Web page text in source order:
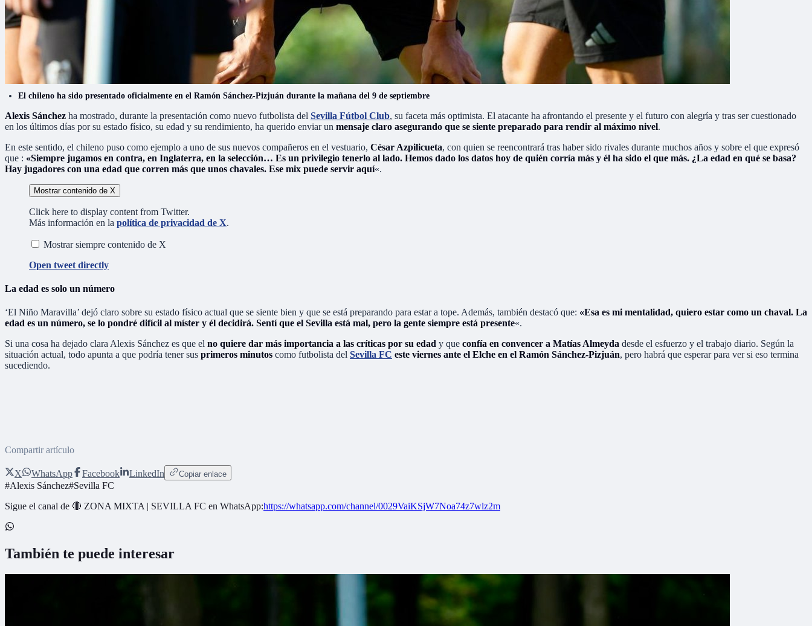
El chileno ha sido presentado oficialmente en el Ramón Sánchez-Pizjuán durante la mañana del 9 de septiembre
Alexis Sánchez ha mostrado, durante la presentación como nuevo futbolista del Sevilla Fútbol Club, su faceta más optimista. El atacante ha afrontando el presente y el futuro con alegría y tras ser cuestionado
en los últimos días por su estado físico, su edad y su rendimiento, ha querido enviar un mensaje claro asegurando que se siente preparado para rendir al máximo nivel.
En este sentido, el chileno puso como ejemplo a uno de sus nuevos compañeros en el vestuario, César Azpilicueta, con quien se reencontrará tras haber sido rivales durante muchos años y sobre el que expresó
que : «Siempre jugamos en contra, en Inglaterra, en la selección… Es un privilegio tenerlo al lado. Hemos dado los datos hoy de quién corría más y él ha sido el que más. ¿La edad en qué se basa?
Hay jugadores con una edad que corren más que unos chavales. Ese mix puede servir aquí«.
Mostrar contenido de X
Click here to display content from Twitter.
Más información en la política de privacidad de X.
Mostrar siempre contenido de X
Open tweet directly
La edad es solo un número
‘El Niño Maravilla’ dejó claro sobre su estado físico actual que se siente bien y que se está preparando para estar a tope. Además, también destacó que: «Esa es mi mentalidad, quiero estar como un chaval. La
edad es un número, se lo pondré difícil al míster y él decidirá. Sentí que el Sevilla está mal, pero la gente siempre está presente«.
Si una cosa ha dejado clara Alexis Sánchez es que el no quiere dar más importancia a las críticas por su edad y que confía en convencer a Matías Almeyda desde el esfuerzo y el trabajo diario. Según la
situación actual, todo apunta a que podría tener sus primeros minutos como futbolista del Sevilla FC este viernes ante el Elche en el Ramón Sánchez-Pizjuán, pero habrá que esperar para ver si eso termina
sucediendo.
Compartir artículo
X WhatsApp Facebook LinkedIn Copiar enlace
#Alexis Sánchez#Sevilla FC
Sigue el canal de 🔴 ZONA MIXTA | SEVILLA FC en WhatsApp:https://whatsapp.com/channel/0029VaiKSjW7Noa74z7wlz2m
También te puede interesar